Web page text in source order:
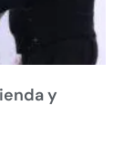
y